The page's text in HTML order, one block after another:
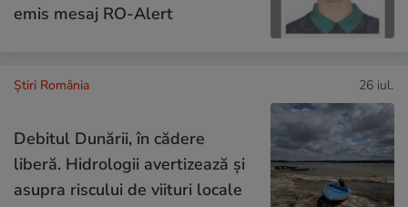
emis mesaj RO-Alert
Știri România 26 iul.
Debitul Dunării, în cădere
liberă. Hidrologii avertizează și
asupra riscului de viituri locale